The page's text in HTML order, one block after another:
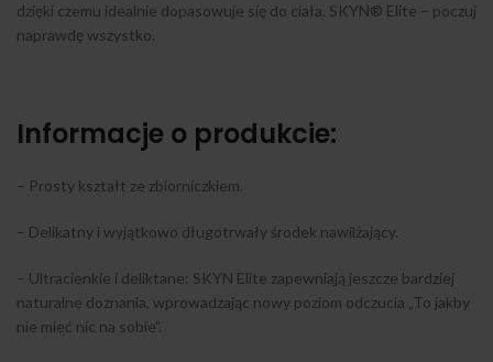
dzięki czemu idealnie dopasowuje się do ciała. SKYN® Elite – poczuj
naprawdę wszystko.
Informacje o produkcie:
– Prosty kształt ze zbiorniczkiem.
– Delikatny i wyjątkowo długotrwały środek nawilżający.
– Ultracienkie i deliktane: SKYN Elite zapewniają jeszcze bardziej
naturalne doznania, wprowadzając nowy poziom odczucia „To jakby
nie mieć nic na sobie”.